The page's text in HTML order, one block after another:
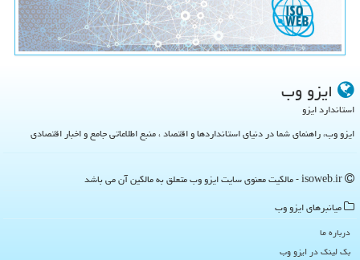
ایزو وب
استاندارد ایزو
ایزو وب، راهنمای شما در دنیای استانداردها و اقتصاد ، منبع اطلاعاتی جامع و اخبار اقتصادی
میانبرهای ایزو وب
درباره ما
بک لینک در ایزو وب